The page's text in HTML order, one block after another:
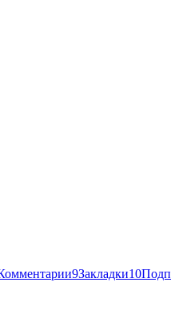
9Закладки10